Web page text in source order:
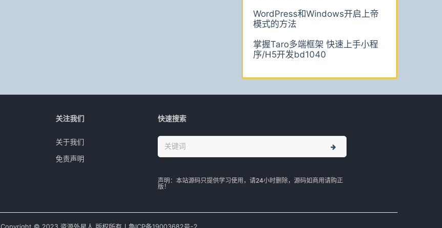
WordPress和Windows开启上帝
模式的方法
掌握Taro多端框架 快速上手小程
序/H5开发bd1040
关注我们
关于我们
免责声明
快速搜索
声明：本站源码只提供学习使用，请24小时删除，源码如商用请购正
版！